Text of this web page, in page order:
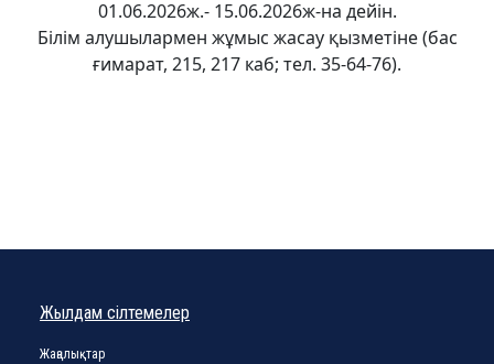
01.06.2026ж.- 15.06.2026ж-на дейін.
Білім алушылармен жұмыс жасау қызметіне (бас
ғимарат, 215, 217 каб; тел. 35-64-76).
Жылдам сілтемелер
Жаңалықтар